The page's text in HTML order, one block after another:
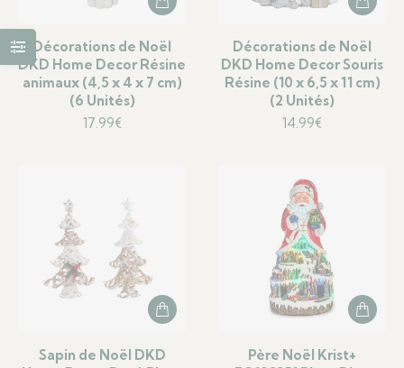
Décorations de Noël
DKD Home Decor Résine
animaux (4,5 x 4 x 7 cm)
(6 Unités)
17.99€
Décorations de Noël
DKD Home Decor Souris
Résine (10 x 6,5 x 11 cm)
(2 Unités)
14.99€
Sapin de Noël DKD
Père Noël Krist+